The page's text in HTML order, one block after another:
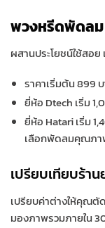
พวงหรีดพัดลม
ผสานประโยชน์ใช้สอ
ราคาเริ่มต้น 899
ยี่ห้อ Dtech เริ่ม
ยี่ห้อ Hatari เริ่ม
เลือกพัดลมคุณภา
เปรียบเทียบร้า
เปรียบค่าต่างให้คุณตั
มองภาพรวมภายใน